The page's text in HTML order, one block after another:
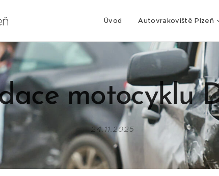
Úvod Autovrakoviště Plzeň
motocyklu
24.11.2025